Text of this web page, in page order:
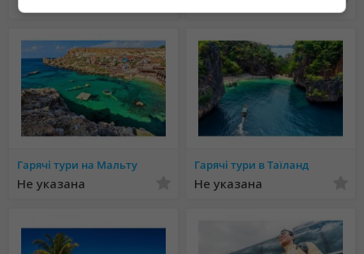
Гарячі тури на Мальту
Не указана
Гарячі тури в Таїланд
Не указана